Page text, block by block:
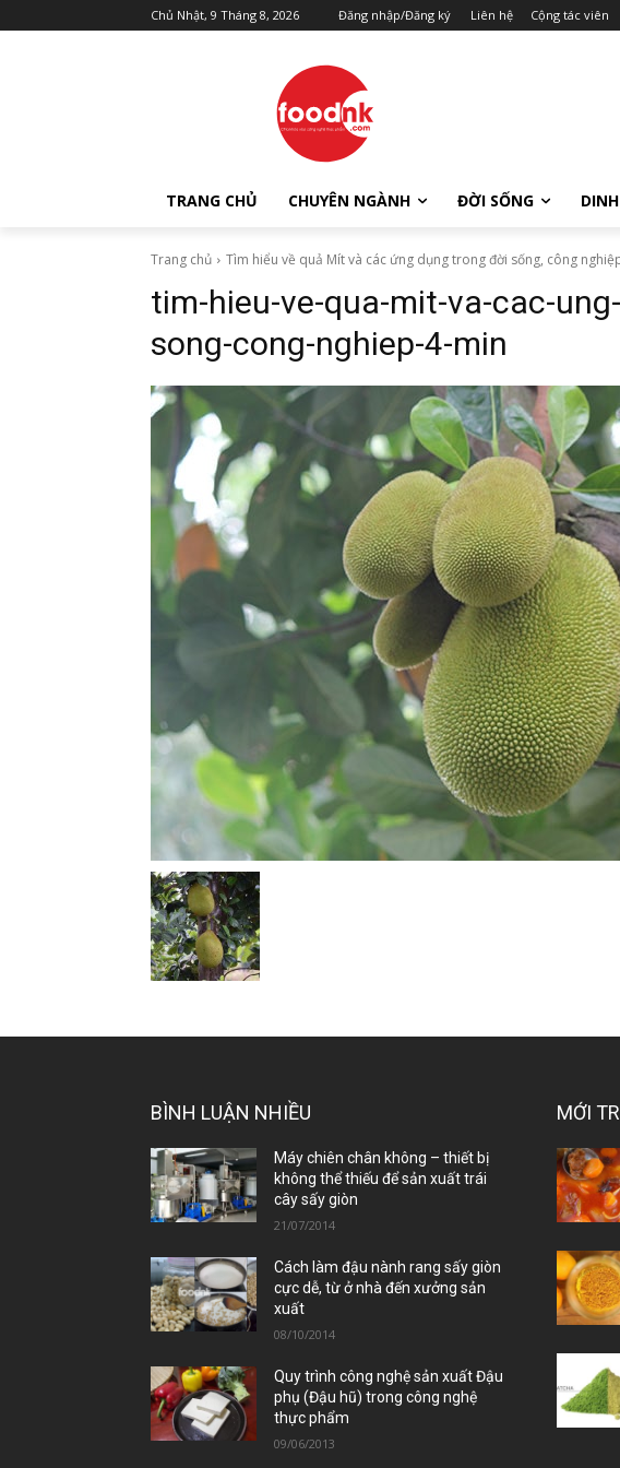
Chủ Nhật, 9 Tháng 8, 2026 Đăng nhập/Đăng ký Liên hệ Cộng tác viên
TRANG CHỦ CHUYÊN NGÀNH ĐỜI SỐNG
Trang chủ Tìm hiểu về quả Mít và các ứng dụng trong đời sống, công
tim-hieu-ve-qua-mit-va-cac-
song-cong-nghiep-4-min
BÌNH LUẬN NHIỀU
Máy chiên chân không – thiết bị
không thể thiếu để sản xuất trái
cây sấy giòn
21/07/2014
Cách làm đậu nành rang sấy giòn
cực dễ, từ ở nhà đến xưởng sản
xuất
08/10/2014
Quy trình công nghệ sản xuất Đậu
phụ (Đậu hũ) trong công nghệ
thực phẩm
09/06/2013
MỚI